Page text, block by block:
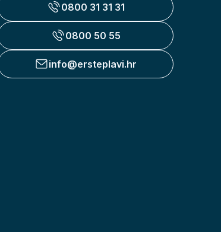
0800 31 31 31
0800 50 55
info@ersteplavi.hr